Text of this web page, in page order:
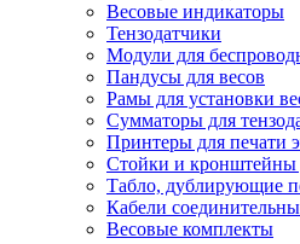
Весовые индикаторы
Тензодатчики
Модули для
Пандусы для весов
Рамы для установки
Сумматоры для
Принтеры для печати
Стойки и кронштейны
Табло, дублирующие
Кабели
Весовые комплекты